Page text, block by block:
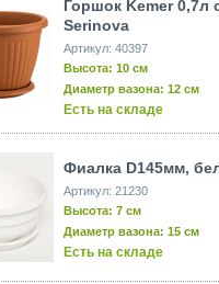
Горшок Kemer 0,7л
Serinova
Артикул: 40397
Высота: 10 см
Диаметр вазона: 12 см
Есть на складе
Фиалка D145мм,
Артикул: 21230
Высота: 7 см
Диаметр вазона: 15 см
Есть на складе